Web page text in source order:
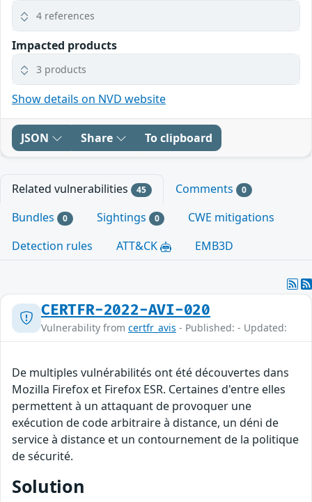
4 references
Impacted products
3 products
Show details on NVD website
JSON Share To clipboard
Related vulnerabilities 45 Comments 0
Bundles 0 Sightings 0
CWE mitigations
Detection rules
ATT&CK EMB3D
CERTFR-2022-AVI-020
Vulnerability from certfr_avis - Published: - Updated:
De multiples vulnérabilités ont été découvertes dans
Mozilla Firefox et Firefox ESR. Certaines d'entre elles
permettent à un attaquant de provoquer une
exécution de code arbitraire à distance, un déni de
service à distance et un contournement de la politique
de sécurité.
Solution